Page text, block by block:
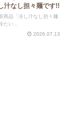
汁なし担々麺です!!
商品「冷し汁なし担々麺
たい...
2026.07.13